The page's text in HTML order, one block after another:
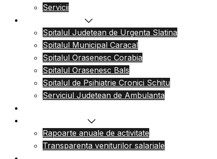
Servicii
Spitalul Judetean de Urgenta Slatina
Spitalul Municipal Caracal
Spitalul Orasenesc Corabia
Spitalul Orasenesc Bals
Spitalul de Psihiatrie Cronici Schitu
Serviciul Judetean de Ambulanta
Rapoarte anuale de activitate
Transparența veniturilor salariale